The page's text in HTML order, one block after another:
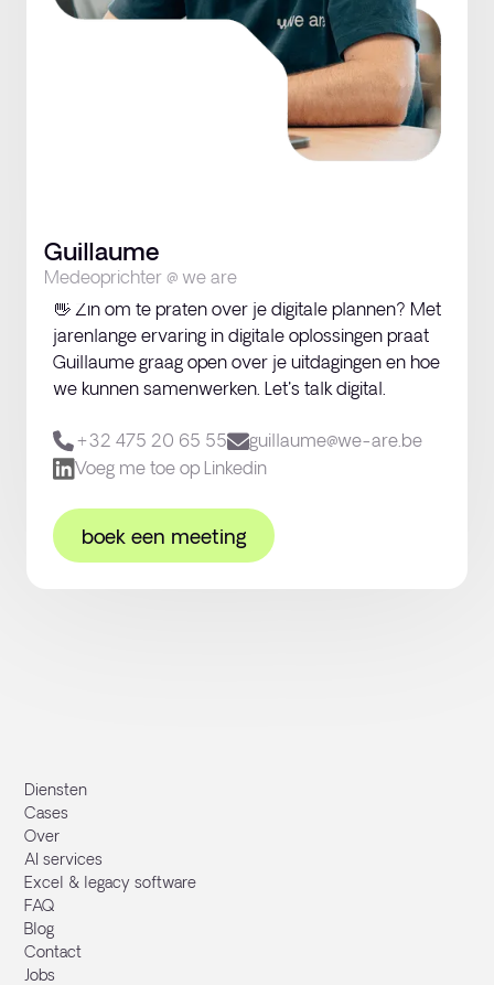
Guillaume
Medeoprichter @ we are
Let’s talk
👋 Zin om te praten over je digitale plannen? Met
jarenlange ervaring in digitale oplossingen praat
Guillaume graag open over je uitdagingen en hoe
we kunnen samenwerken. Let's talk digital.
+32 475 20 65 55‬
guillaume@we-are.be
Voeg me toe op Linkedin
boek een meeting
Diensten
Cases
Over
AI services
Excel & legacy software
FAQ
Blog
Contact
Jobs